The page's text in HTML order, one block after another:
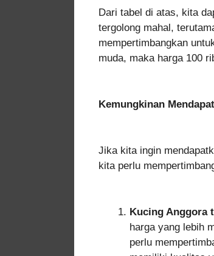
Dari tabel di atas, kita
tergolong mahal,
mempertimbangkan
muda, maka harga 100
Kemungkinan
Jika kita ingin
kita perlu
Kucing Anggora
harga yang lebih
perlu